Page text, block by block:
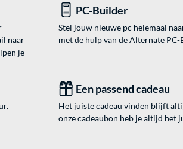
naar
je
PC-Builder
Stel jouw nieuwe pc helemaal
met de hulp van de Alternate
Een passend cadeau
Het juiste cadeau vinden blijft
onze cadeaubon heb je altijd het